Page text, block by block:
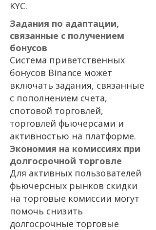
KYC.
Задания по адаптации,
связанные с получением
бонусов
Система приветственных
бонусов Binance может
включать задания, связанные
с пополнением счета,
спотовой торговлей,
торговлей фьючерсами и
активностью на платформе.
Экономия на комиссиях при
долгосрочной торговле
Для активных пользователей
фьючерсных рынков скидки
на торговые комиссии могут
помочь снизить
долгосрочные торговые